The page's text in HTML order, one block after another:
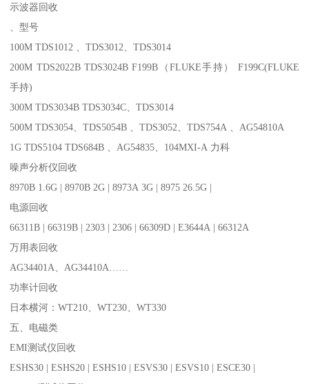
示波器回收
、型号
100M TDS1012 、TDS3012、TDS3014
200M TDS2022B TDS3024B F199B（FLUKE手持） F199C(FLUKE
手持)
300M TDS3034B TDS3034C、TDS3014
500M TDS3054、TDS5054B 、TDS3052、TDS754A 、AG54810A
1G TDS5104 TDS684B 、AG54835、104MXI-A 力科
噪声分析仪回收
8970B 1.6G | 8970B 2G | 8973A 3G | 8975 26.5G |
电源回收
66311B | 66319B | 2303 | 2306 | 66309D | E3644A | 66312A
万用表回收
AG34401A、AG34410A……
功率计回收
日本横河：WT210、WT230、WT330
五、电磁类
EMI测试仪回收
ESHS30 | ESHS20 | ESHS10 | ESVS30 | ESVS10 | ESCE30 |